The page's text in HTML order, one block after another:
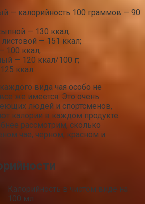
— калорийность 100 граммов — 90
— 130 ккал;
— 151 ккал;
100 ккал;
— 120 ккал/100 г;
ккал.
вида чая особо не
все же имеется. Это очень
людей и спортсменов,
калории в каждом продукте.
рассмотрим, сколько
чае, черном, красном и
Калорийность в чистом виде на
100 мл